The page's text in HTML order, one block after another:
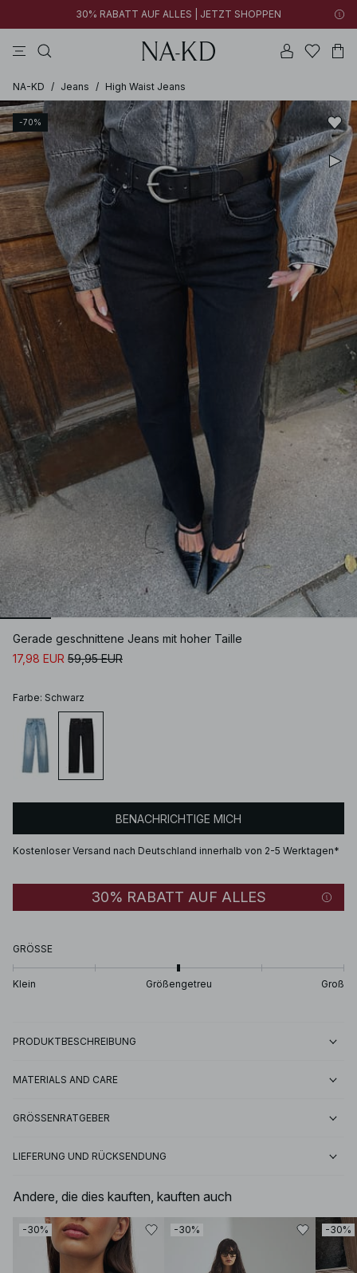
30% RABATT AUF ALLES | JETZT SHOPPEN
NA-KD / Jeans / High Waist Jeans
-70%
Gerade geschnittene Jeans mit hoher Taille
17,98 EUR 59,95 EUR
Farbe: Schwarz
BENACHRICHTIGE MICH
Kostenloser Versand nach Deutschland innerhalb von 2-5 Werktagen*
30% RABATT AUF ALLES
GRÖSSE
Klein Größengetreu Groß
PRODUKTBESCHREIBUNG
MATERIALS AND CARE
GRÖSSENRATGEBER
LIEFERUNG UND RÜCKSENDUNG
Andere, die dies kauften, kauften auch
-30% -30% -30%